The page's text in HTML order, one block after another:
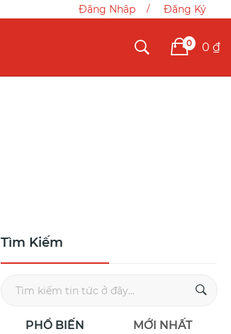
Đăng Nhập Đăng Ký
0 0 ₫
Tìm Kiếm
PHỔ BIẾN MỚI NHẤT